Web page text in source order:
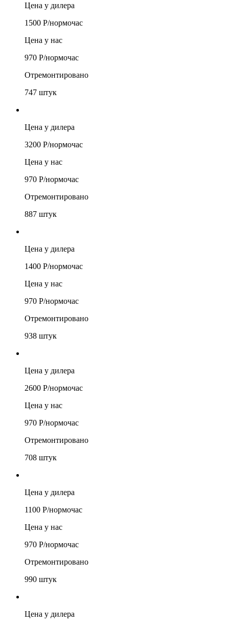
Цена у дилера
1500 Р/нормочас
Цена у нас
970 Р/нормочас
Отремонтировано
747 штук
Цена у дилера
3200 Р/нормочас
Цена у нас
970 Р/нормочас
Отремонтировано
887 штук
Цена у дилера
1400 Р/нормочас
Цена у нас
970 Р/нормочас
Отремонтировано
938 штук
Цена у дилера
2600 Р/нормочас
Цена у нас
970 Р/нормочас
Отремонтировано
708 штук
Цена у дилера
1100 Р/нормочас
Цена у нас
970 Р/нормочас
Отремонтировано
990 штук
Цена у дилера